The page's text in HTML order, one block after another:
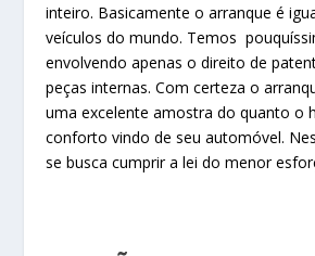
inteiro. Basicamente o arranque é
veículos do mundo. Temos
envolvendo apenas o direito de
peças internas. Com certeza o
uma excelente amostra do quanto o
conforto vindo de seu automóvel.
se busca cumprir a lei do menor